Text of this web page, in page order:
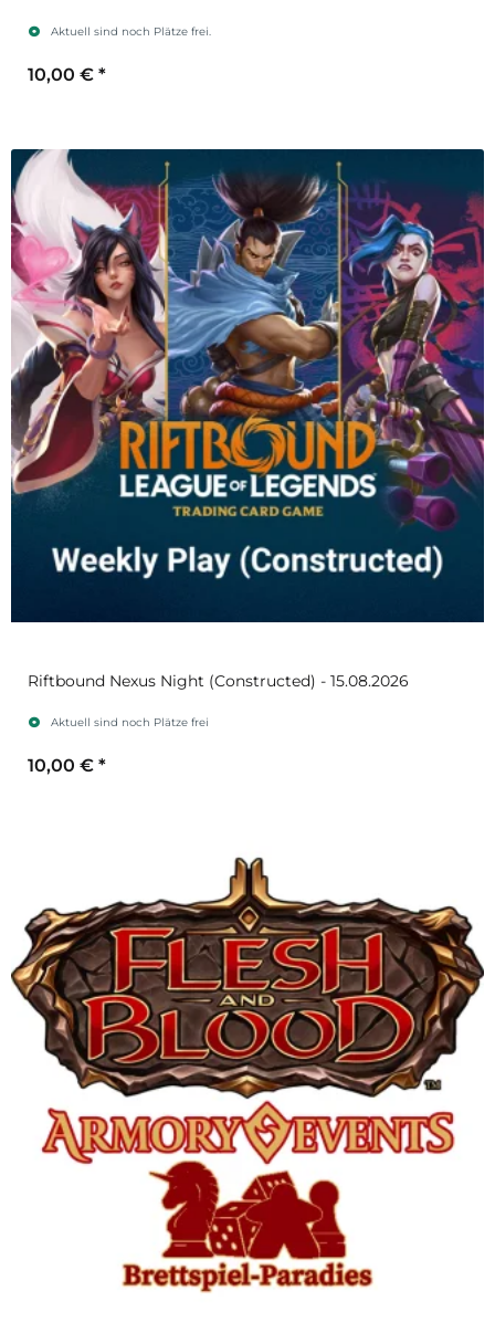
Aktuell sind noch Plätze frei.
10,00 € *
Riftbound Nexus Night (Constructed) - 15.08.2026
Aktuell sind noch Plätze frei
10,00 € *